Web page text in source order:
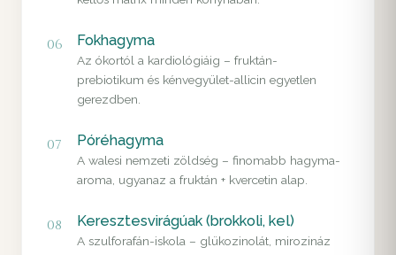
06 Fokhagyma
Az ókortól a kardiológiáig – fruktán-
prebiotikum és kénvegyület-allicin egyetlen
gerezdben.
07 Póréhagyma
A walesi nemzeti zöldség – finomabb hagyma-
aroma, ugyanaz a fruktán + kvercetin alap.
08 Keresztesvirágúak (brokkoli, kel)
A szulforafán-iskola – glükozinolát, mirozináz